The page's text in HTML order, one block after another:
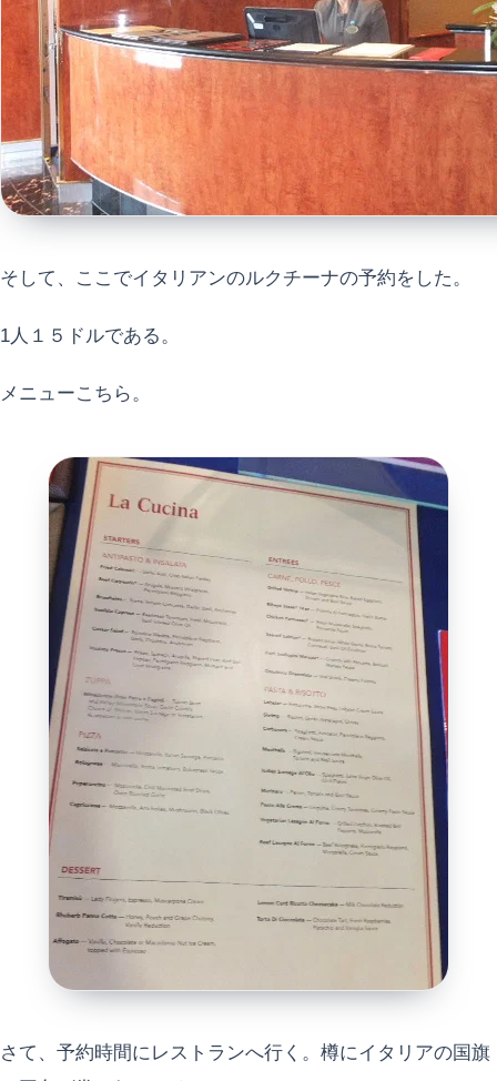
そして、ここでイタリアンのルクチーナの予約をした。
1人１５ドルである。
メニューこちら。
さて、予約時間にレストランへ行く。樽にイタリアの国旗